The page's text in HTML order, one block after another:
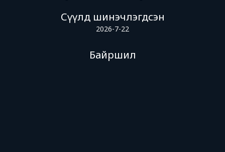
Сүүлд шинэчлэгдсэн
2026-7-22
Байршил